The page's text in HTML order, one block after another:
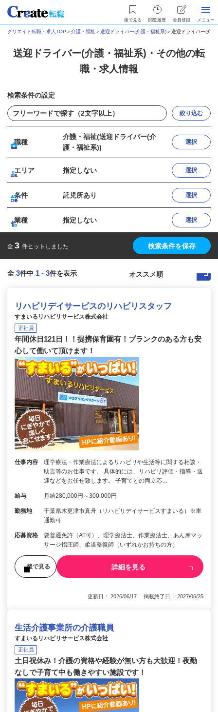
後で見る 閲覧履歴 会員登録 メニュー
クリエイト転職・求人TOP ＞介護・福祉＞送迎ドライバー(介護・福祉系)＞送迎ドライバー(介
送迎ドライバー(介護・福祉系)・その他の転
職・求人情報
検索条件の設定
絞り込む
職種
介護・福祉(送迎ドライバー(介
護・福祉系))
選択
エリア 指定しない 選択
条件 託児所あり 選択
業種 指定しない 選択
全 3 件ヒットしました 検索条件を保存
全 3件中 1 - 3件を表示
リハビリデイサービスのリハビリスタッフ
すまいるリハビリサービス株式会社
正社員
年間休日121日！！提携保育園有！ブランクのある方も安
心して働いて頂けます！
仕事内容
理学療法・作業療法によるリハビリや生活等に関する相談・
助言等のお仕事です。 具体的には、リハビリ評価・指導・送
迎などをお任せ致します。 子育てとの両立応…
給与 月給280,000円～300,000円
勤務地
千葉県木更津市真舟（リハビリデイサービスすまいる）※車
通勤可
応募資格
要普通免許（AT可）、理学療法士、作業療法士、あん摩マッ
サージ指圧師、柔道整復師（いずれかお持ちの方）
後で見る 詳細を見る
更新日： 2026/06/17 掲載終了日： 2027/06/25
生活介護事業所の介護職員
すまいるリハビリサービス株式会社
正社員
土日祝休み！介護の資格や経験が無い方も大歓迎！夜勤
なしで子育て中も働きやすい施設です！